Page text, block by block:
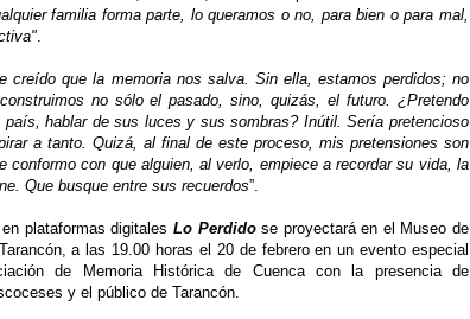
familia forma parte, lo queramos o no, para bien o para mal,
.
creído que la memoria nos salva. Sin ella, estamos perdidos; no
no sólo el pasado, sino, quizás, el futuro. ¿Pretendo
hablar de sus luces y sus sombras? Inútil. Sería pretencioso
a tanto. Quizá, al final de este proceso, mis pretensiones son
conformo con que alguien, al verlo, empiece a recordar su vida, la
Que busque entre sus recuerdos”.
plataformas digitales Lo Perdidose proyectará en el Museo de
a las 19.00 horas el 20 de febrero en un evento especial
de Memoria Histórica de Cuenca con la presencia de
y el público de Tarancón.